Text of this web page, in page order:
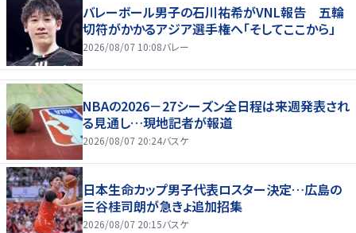
バレーボール男子の石川祐希がVNL報告 五輪
切符がかかるアジア選手権へ「そしてここから」
2026/08/07 10:08バレー
NBAの2026－27シーズン全日程は来週発表され
る見通し…現地記者が報道
2026/08/07 20:24バスケ
日本生命カップ男子代表ロスター決定…広島の
三谷桂司朗が急きょ追加招集
2026/08/07 20:15バスケ